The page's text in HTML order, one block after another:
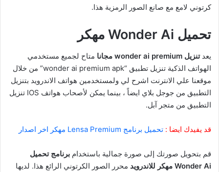
كرتوني لامع مع صانع الصور الرمزية هذا.
تحميل Wonder Ai مهكر
يعدتنزيل wonder ai premium مجانا
متاح لجميع مستخدمي
الهواتف الذكية تنزيل تطبيق “wonder ai premium apk” من خلال
موقعنا علي الانترنت اشرح لي ولمستخدمين هواتف الاندرويد بتنزيل
التطبيق من جوجل بلاي ايضاً ، بينما يمكن لأصحاب هواتف IOS تنزيل
التطبيق من متجر آبل.
قد يفيدك ايضا : تحميل برنامج Lensa Premium مهكر اخر اصدار
قم بتحويل صورتك إلى صورة جمالية باستخدام برنامج تحميل
Wonder Ai مهكر للاندرويد
محرر الصور الكرتوني الرائع هذا. لديها